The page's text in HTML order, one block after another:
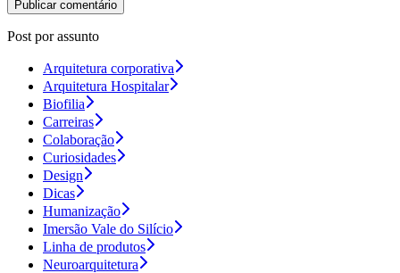
Post por assunto
Arquitetura corporativa
Arquitetura Hospitalar
Biofilia
Carreiras
Colaboração
Curiosidades
Design
Dicas
Humanização
Imersão Vale do Silício
Linha de produtos
Neuroarquitetura